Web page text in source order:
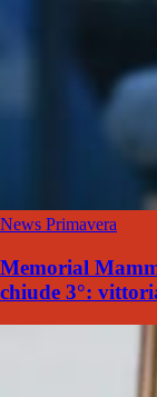
News Primavera
Memorial
chiude 3°: